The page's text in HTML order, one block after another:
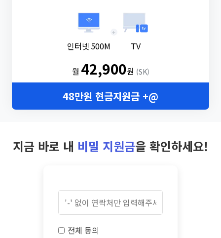
인터넷 500M
+
TV
월 42,900원 (SK)
48만원 현금지원금 +@
지금 바로 내 비밀 지원금을 확인하세요!
전체 동의